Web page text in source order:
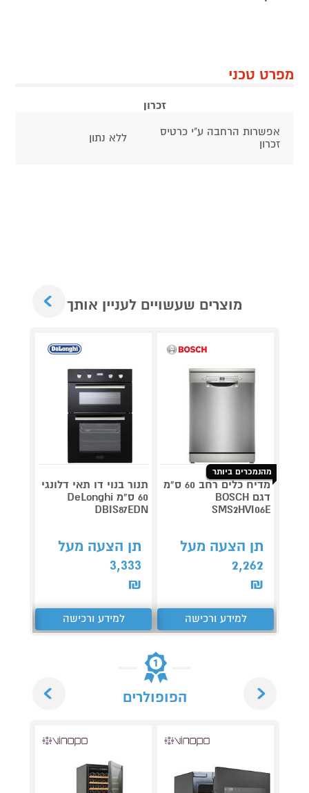
מפרט טכני
זכרון
אפשרות הרחבה ע"י כרטיס
זכרון
ללא נתון
מוצרים שעשויים לעניין אותך
מהנמכרים ביותר
מדיח כלים רחב 60 ס"מ
דגם BOSCH
SMS2HVI06E
תן הצעה מעל
2,262
₪
למידע ורכישה
תנור בנוי דו תאי דלונגי
60 ס"מ DeLonghi
DBIS87EDN
תן הצעה מעל
3,333
₪
למידע ורכישה
הפופולרים